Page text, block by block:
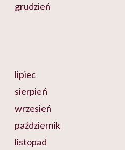
grudzień
lipiec
sierpień
wrzesień
październik
listopad